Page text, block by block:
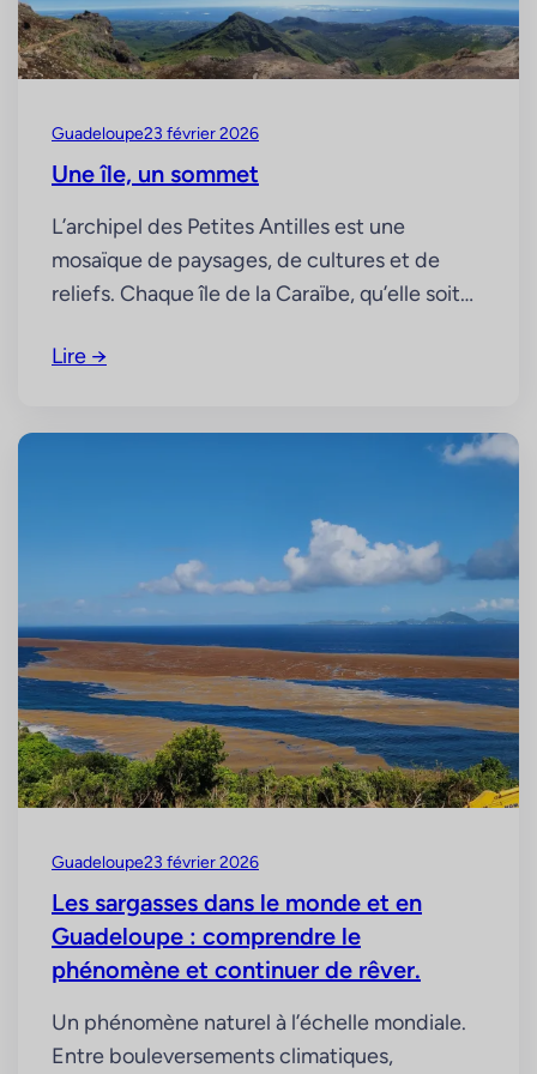
cyclones…
Guadeloupe23 février 2026
Une île, un sommet
L’archipel des Petites Antilles est une
mosaïque de paysages, de cultures et de
reliefs. Chaque île de la Caraïbe, qu’elle soit
culminant, un sommet emblématique qui
Découvrons ensemble les plus hauts
Lire →
Guadeloupe23 février 2026
Les sargasses dans le monde et en
Guadeloupe : comprendre le
phénomène et continuer de rêver.
Un phénomène naturel à l’échelle mondiale.
Entre bouleversements climatiques,